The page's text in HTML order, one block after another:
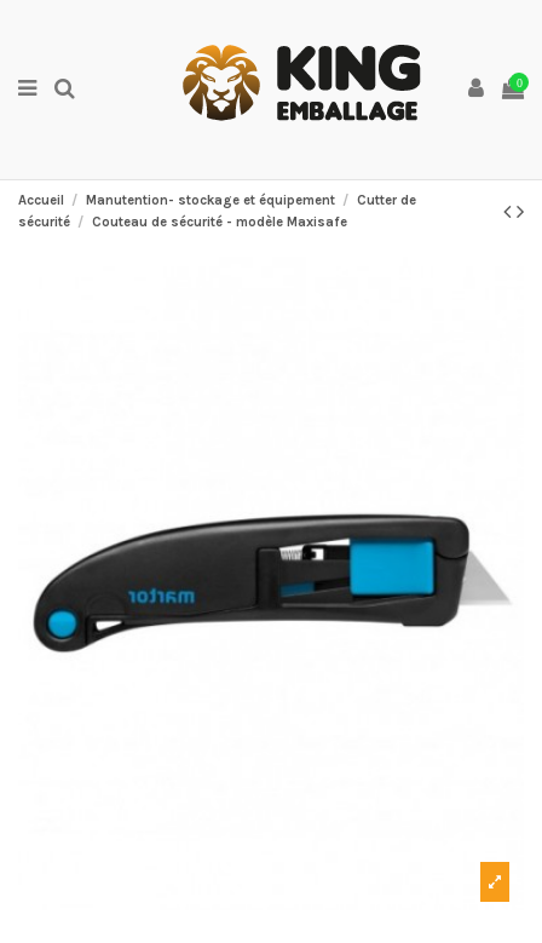
0
Accueil Manutention- stockage et équipement
Cutter de
sécurité
Couteau de sécurité - modèle Maxisafe